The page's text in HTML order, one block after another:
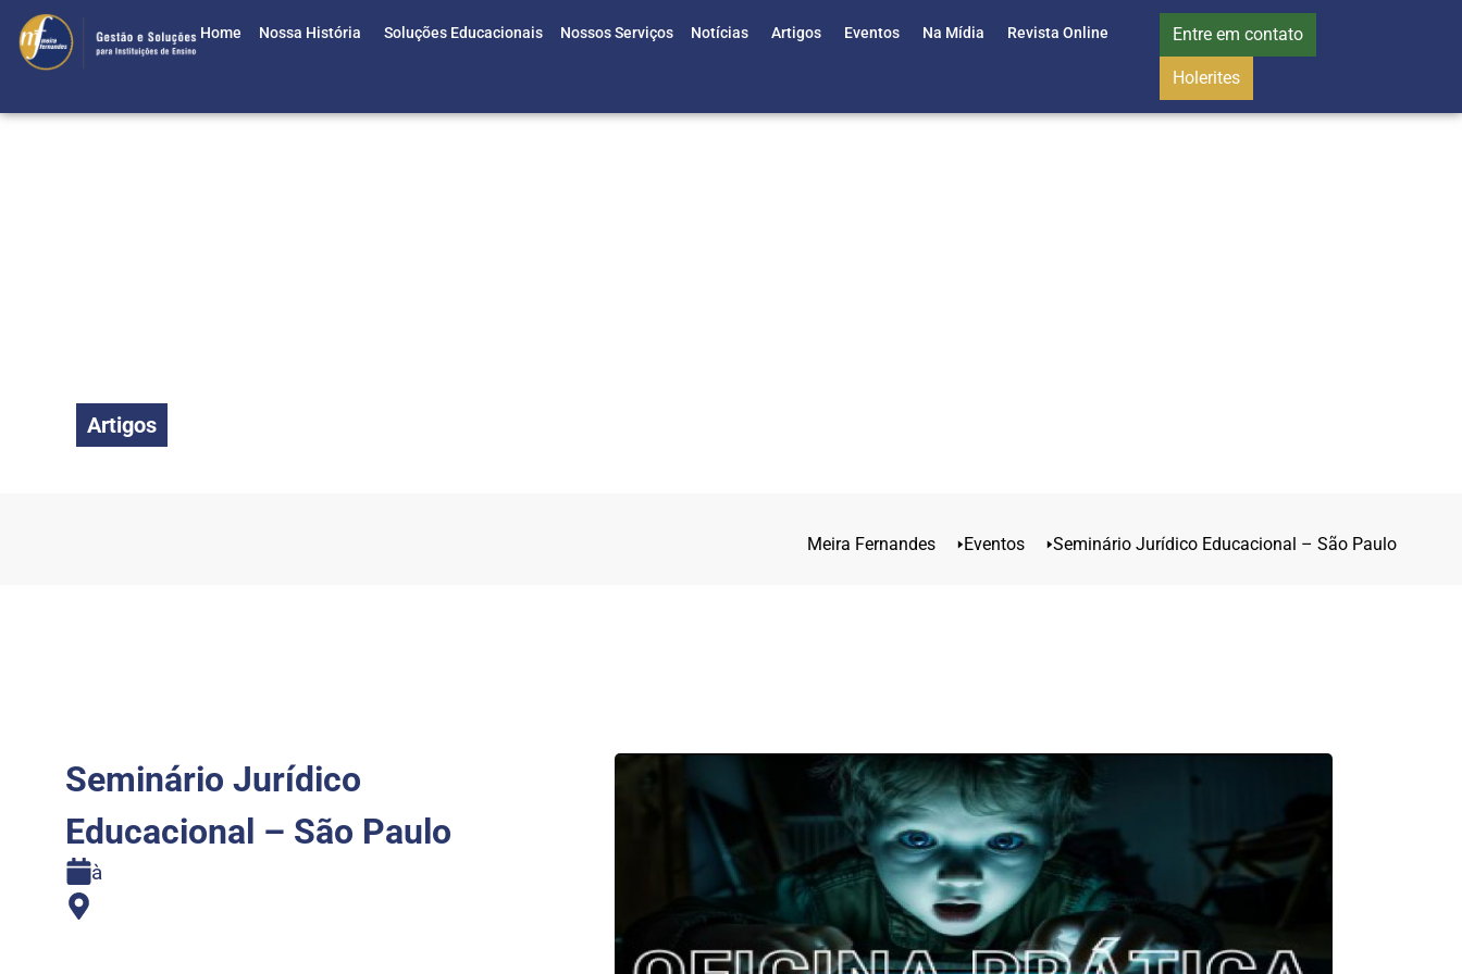
Home Nossa História Soluções Educacionais Nossos Serviços Notícias Artigos Eventos Na Mídia Revista Online Entre em contato
Holerites
Artigos
Meira Fernandes 🢒Eventos 🢒Seminário Jurídico Educacional – São Paulo
Seminário Jurídico
Educacional – São Paulo
à